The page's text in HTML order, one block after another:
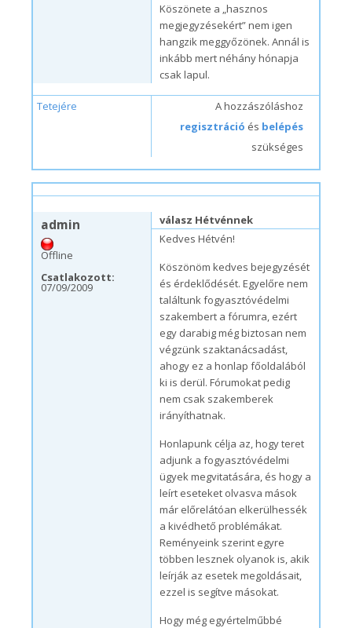
Köszönete a „hasznos
megjegyzésekért” nem igen
hangzik meggyőzönek. Annál is
inkább mert néhány hónapja
csak lapul.
Tetejére
A hozzászóláshoz
regisztráció és belépés
szükséges
admin
Offline
Csatlakozott:
07/09/2009
válasz Hétvénnek
Kedves Hétvén!
Köszönöm kedves bejegyzését
és érdeklődését. Egyelőre nem
találtunk fogyasztóvédelmi
szakembert a fórumra, ezért
egy darabig még biztosan nem
végzünk szaktanácsadást,
ahogy ez a honlap főoldalából
ki is derül. Fórumokat pedig
nem csak szakemberek
irányíthatnak.
Honlapunk célja az, hogy teret
adjunk a fogyasztóvédelmi
ügyek megvitatására, és hogy a
leírt eseteket olvasva mások
már előrelátóan elkerülhessék
a kivédhető problémákat.
Reményeink szerint egyre
többen lesznek olyanok is, akik
leírják az esetek megoldásait,
ezzel is segítve másokat.
Hogy még egyértelműbbé